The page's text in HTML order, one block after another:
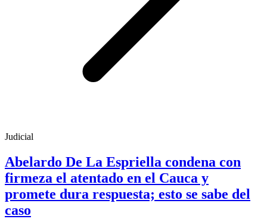
Judicial
Abelardo De La Espriella condena con
firmeza el atentado en el Cauca y
promete dura respuesta; esto se sabe del
caso